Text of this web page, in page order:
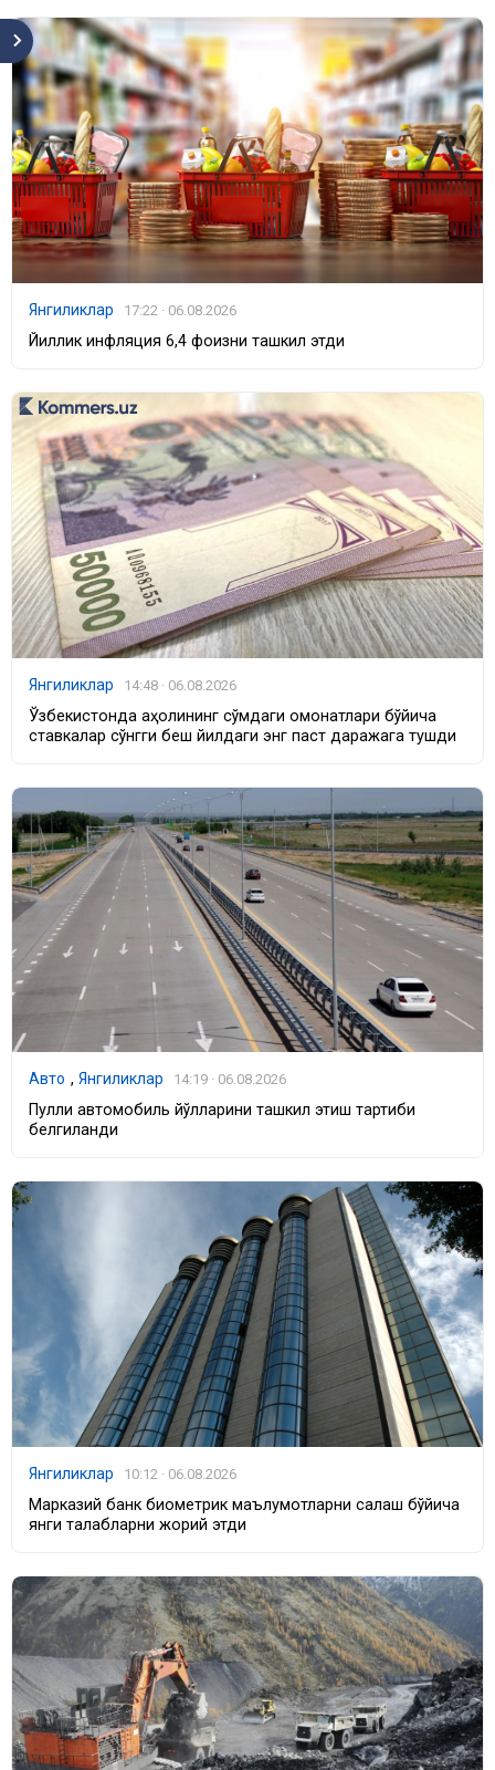
Янгиликлар 17:22 · 06.08.2026
Йиллик инфляция 6,4 фоизни ташкил этди
Янгиликлар 14:48 · 06.08.2026
Ўзбекистонда аҳолининг сўмдаги омонатлари бўйича
ставкалар сўнгги беш йилдаги энг паст даражага тушди
Авто , Янгиликлар 14:19 · 06.08.2026
Пулли автомобиль йўлларини ташкил этиш тартиби
белгиланди
Янгиликлар 10:12 · 06.08.2026
Марказий банк биометрик маълумотларни сақлаш бўйича
янги талабларни жорий этди